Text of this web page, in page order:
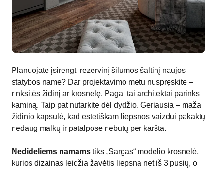
Planuojate įsirengti rezervinį šilumos šaltinį naujos
statybos name? Dar projektavimo metu nuspręskite –
rinksitės židinį ar krosnelę. Pagal tai architektai parinks
kaminą. Taip pat nutarkite dėl dydžio. Geriausia – maža
židinio kapsulė, kad estetiškam liepsnos vaizdui pakaktų
nedaug malkų ir patalpose nebūtų per karšta.
Nedideliems namams tiks „Sargas“ modelio krosnelė,
kurios dizainas leidžia žavėtis liepsna net iš 3 pusių, o